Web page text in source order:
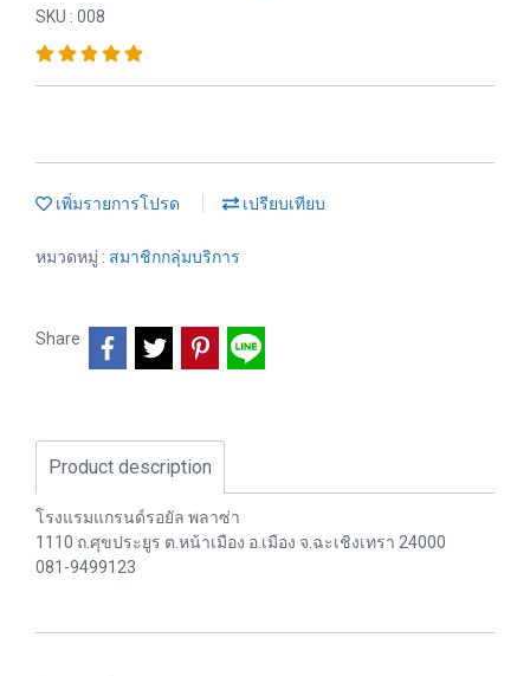
SKU : 008
เพิ่มรายการโปรด เปรียบเทียบ
หมวดหมู่ : สมาชิกกลุ่มบริการ
Share
Product description
โรงแรมแกรนด์รอยัล พลาซ่า
1110 ถ.ศุขประยูร ต.หน้าเมือง อ.เมือง จ.ฉะเชิงเทรา 24000
081-9499123